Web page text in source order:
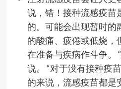
说，错！接种流感疫苗
的。可能会出现暂时的
的酸痛、疲倦或低烧，
在准备与疾病作斗争。
说。 “对于没有接种疫
的来说，流感疫苗都是